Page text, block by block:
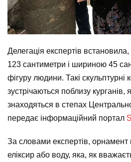
Делегація експертів
123 сантиметри і шириною 45
фігуру людини. Такі скульптурні
зустрічаються поблизу курганів,
знаходяться в степах
передає інформаційний портал
За словами експертів, орнамент
еліксир або воду, яка, як